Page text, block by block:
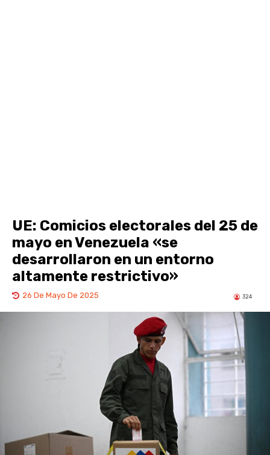
UE: Comicios electorales del 25 de
mayo en Venezuela «se
desarrollaron en un entorno
altamente restrictivo»
26 De Mayo De 2025 324